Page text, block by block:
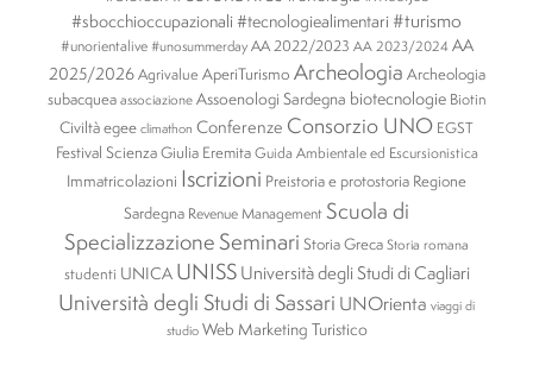
#sbocchioccupazionali #tecnologiealimentari #turismo
#unorientalive #unosummerday AA 2022/2023 AA 2023/2024 AA
2025/2026 Agrivalue AperiTurismo Archeologia Archeologia
subacquea associazione Assoenologi Sardegna biotecnologie Biotin
Civiltà egeeclimathon Conferenze Consorzio UNO EGST
Festival ScienzaGiulia Eremita Guida Ambientale ed Escursionistica
Immatricolazioni Iscrizioni Preistoria e protostoria Regione
Sardegna Revenue ManagementScuola di
SpecializzazioneSeminari Storia GrecaStoria romana
studenti UNICA UNISS Università degli Studi di Cagliari
Università degli Studi di Sassari UNOrienta viaggi di
studio Web Marketing Turistico